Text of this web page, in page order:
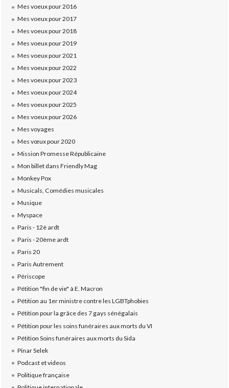
Mes voeux pour 2016
Mes voeux pour 2017
Mes voeux pour 2018
Mes voeux pour 2019
Mes voeux pour 2021
Mes voeux pour 2022
Mes voeux pour 2023
Mes voeux pour 2024
Mes voeux pour 2025
Mes voeux pour 2026
Mes voyages
Mes vœux pour 2020
Mission Promesse Républicaine
Mon billet dans Friendly Mag
Monkey Pox
Musicals, Comédies musicales
Musique
Myspace
Paris - 12è ardt
Paris - 20ème ardt
Paris 20
Paris Autrement
Périscope
Pétition "fin de vie" à E. Macron
Pétition au 1er ministre contre les LGBTphobies
Pétition pour la grâce des 7 gays sénégalais
Pétition pour les soins funéraires aux morts du VI
Pétition Soins funéraires aux morts du Sida
Pinar Selek
Podcast et videos
Politique française